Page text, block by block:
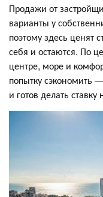
Продажи от
варианты у
поэтому здесь ценят
себя и остаются. По
центре, море и
попытку сэкономить —
и готов делать ставку